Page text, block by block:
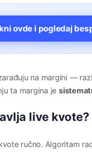
ovde i pogledaj
na margini —
ta margina je
live kvote?
ručno. Algoritam